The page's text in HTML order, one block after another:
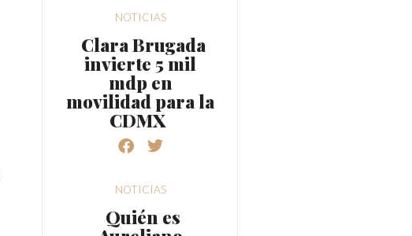
NOTICIAS
Clara Brugada
invierte 5 mil
mdp en
movilidad para la
CDMX
NOTICIAS
Quién es